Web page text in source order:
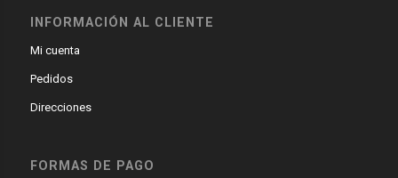
INFORMACIÓN AL CLIENTE
Mi cuenta
Pedidos
Direcciones
FORMAS DE PAGO